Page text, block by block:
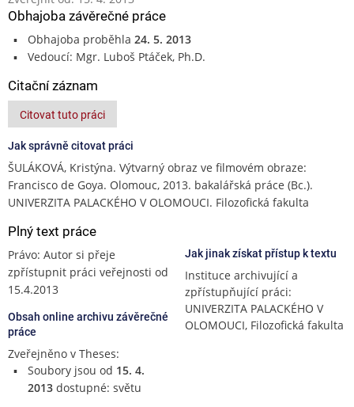
Obhajoba závěrečné práce
Obhajoba proběhla 24. 5. 2013
Vedoucí: Mgr. Luboš Ptáček, Ph.D.
Citační záznam
Citovat tuto práci
Jak správně citovat práci
ŠULÁKOVÁ, Kristýna. Výtvarný obraz ve filmovém obraze:
Francisco de Goya. Olomouc, 2013. bakalářská práce (Bc.).
UNIVERZITA PALACKÉHO V OLOMOUCI. Filozofická fakulta
Plný text práce
Právo: Autor si přeje
zpřístupnit práci veřejnosti od
15.4.2013
Obsah online archivu závěrečné
práce
Zveřejněno v Theses:
Soubory jsou od 15. 4.
2013dostupné: světu
Jak jinak získat přístup k textu
Instituce archivující a
zpřístupňující práci:
UNIVERZITA PALACKÉHO V
OLOMOUCI, Filozofická fakulta